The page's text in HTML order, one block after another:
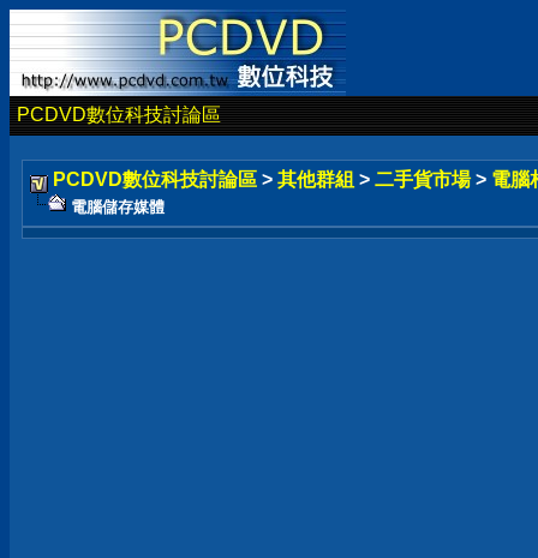
PCDVD數位科技討論區
PCDVD數位科技討論區 > 其他群組 > 二手貨市場 > 電腦
電腦儲存媒體